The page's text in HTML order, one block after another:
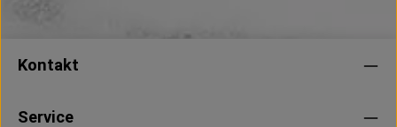
Kontakt
Service